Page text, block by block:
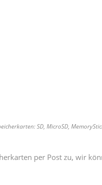
SD, MicroSD,
per Post zu, wir